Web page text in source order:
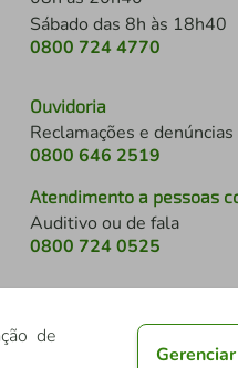
Sábado das 8h às 18h40
0800 724 4770
Ouvidoria
Reclamações e denúncias
0800 646 2519
Atendimento a pessoas
Auditivo ou de fala
0800 724 0525
de